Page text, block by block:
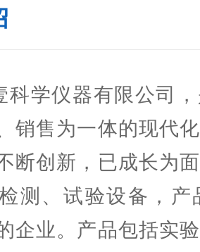
科学仪器有限公司
销售为一体的现代
断创新，已成长为
测、试验设备，
企业。产品包括实